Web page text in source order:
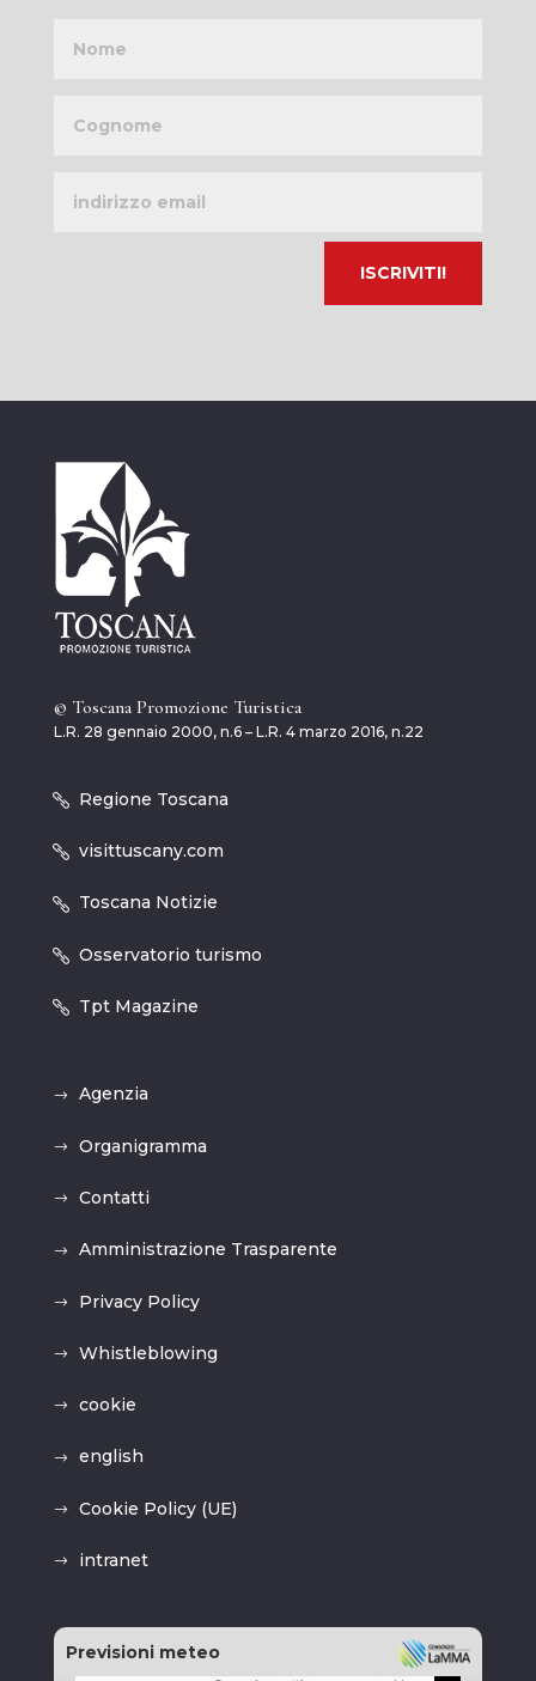
email
© Toscana Promozione Turistica
L.R. 28 gennaio 2000, n.6 – L.R. 4 marzo 2016, n.22
Regione Toscana
visittuscany.com
Toscana Notizie
Osservatorio turismo
Tpt Magazine
Agenzia
Organigramma
Contatti
Amministrazione Trasparente
Privacy Policy
Whistleblowing
cookie
english
Cookie Policy (UE)
intranet
Previsioni meteo